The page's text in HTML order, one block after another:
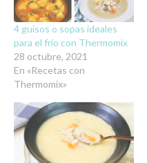
4 guisos o sopas ideales
para el frío con Thermomix
28 octubre, 2021
En «Recetas con
Thermomix»